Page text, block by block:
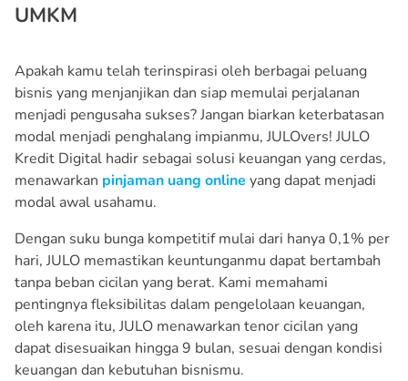
UMKM
Apakah kamu telah terinspirasi oleh berbagai peluang
bisnis yang menjanjikan dan siap memulai perjalanan
menjadi pengusaha sukses? Jangan biarkan keterbatasan
modal menjadi penghalang impianmu, JULOvers! JULO
Kredit Digital hadir sebagai solusi keuangan yang cerdas,
menawarkan pinjaman uang online yang dapat menjadi
modal awal usahamu.
Dengan suku bunga kompetitif mulai dari hanya 0,1% per
hari, JULO memastikan keuntunganmu dapat bertambah
tanpa beban cicilan yang berat. Kami memahami
pentingnya fleksibilitas dalam pengelolaan keuangan,
oleh karena itu, JULO menawarkan tenor cicilan yang
dapat disesuaikan hingga 9 bulan, sesuai dengan kondisi
keuangan dan kebutuhan bisnismu.